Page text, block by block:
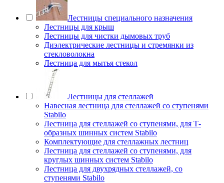
Лестницы специального назначения
Лестницы для крыш
Лестницы для чистки дымовых труб
Диэлектрические лестницы и стремянки из
стекловолокна
Лестница для мытья стекол
Лестницы для стеллажей
Навесная лестница для стеллажей со ступенями
Stabilo
Лестница для стеллажей со ступенями, для Т-
образных шинных систем Stabilo
Комплектующие для стеллажных лестниц
Лестница для стеллажей со ступенями, для
круглых шинных систем Stabilo
Лестница для двухрядных стеллажей, со
ступенями Stabilo